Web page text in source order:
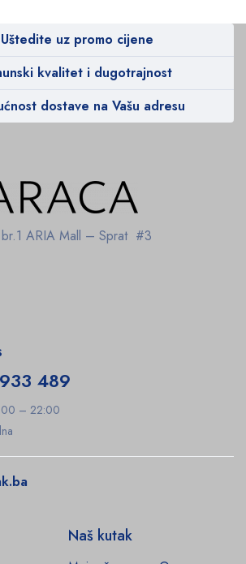
Uštedite uz promo cijene
kvalitet i dugotrajnost
dostave na Vašu adresu
ARIA Mall – Sprat #3
489
– 22:00
Naš kutak